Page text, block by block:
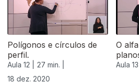
Polígonos e círculos de
perfil.
Aula 12 |
27 min. |
18 dez. 2020
O
Aula 13 |